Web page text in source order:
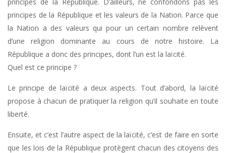
principes de la République et les valeurs de la Nation. Parce que
la Nation a des valeurs qui pour un certain nombre relèvent
d’une religion dominante au cours de notre histoire. La
République a donc des principes, dont l’un est la laïcité.
Quel est ce principe ?
Le principe de laïcité a deux aspects. Tout d’abord, la laïcité
propose à chacun de pratiquer la religion qu’il souhaite en toute
liberté.
Ensuite, et c’est l’autre aspect de la laïcité, c’est de faire en sorte
que les lois de la République protègent chacun des citoyens des